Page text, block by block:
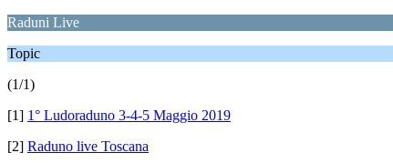
Raduni Live
Topic
(1/1)
[1] 1° Ludoraduno 3-4-5 Maggio 2019
[2] Raduno live Toscana